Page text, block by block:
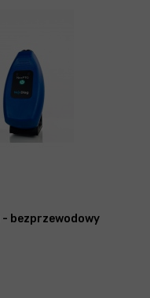
- bezprzewodowy